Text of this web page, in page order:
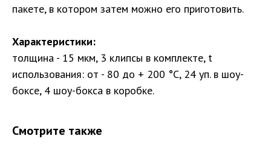
пакете, в котором затем можно его приготовить.
Характеристики:
толщина - 15 мкм, 3 клипсы в комплекте, t
использования: от - 80 до + 200 °С, 24 уп. в шоу-
боксе, 4 шоу-бокса в коробке.
Смотрите также